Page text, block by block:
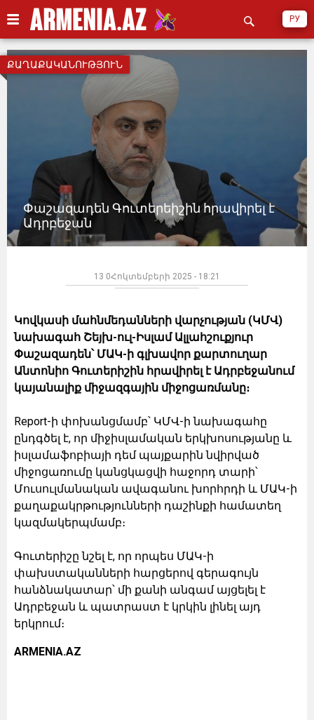
РУ
Փաշազադեն Գուտերեիշին հրավիրել է
Ադրբեջան
ՔԱՂԱՔԱԿԱՆՈՒԹՅՈՒՆ
13 0Հոկտեմբերի 2025 - 18:21
Կովկասի մահնմեդանների վարչության (ԿՄՎ)
նախագահ Շեյխ-ուլ-Իսլամ Ալլահշուքյուր
Փաշազադեն՝ ՄԱԿ-ի գլխավոր քարտուղար
Անտոնիո Գուտերիշին հրավիրել է Ադրբեջանում
կայանալիք միջազգային միջոցառմանը։
Report-ի փոխանցմամբ՝ ԿՄՎ-ի նախագահը
ընդգծել է, որ միջիսլամական երկխոսությանը և
իսլամաֆոբիայի դեմ պայքարին նվիրված
միջոցառումը կանցկացվի հաջորդ տարի՝
Մուսուլմանական ավագանու խորհրդի և ՄԱԿ-ի
քաղաքակրթությունների դաշինքի համատեղ
կազմակերպմամբ։
Գուտերիշը նշել է, որ որպես ՄԱԿ-ի
փախստականների հարցերով գերագույն
հանձնակատար՝ մի քանի անգամ այցելել է
Ադրբեջան և պատրաստ է կրկին լինել այդ
երկրում։
ARMENIA.AZ